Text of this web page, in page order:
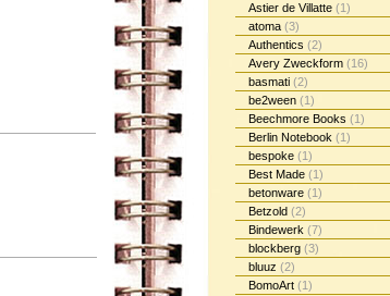
Astier de Villatte (1)
atoma (3)
Authentics (2)
Avery Zweckform (16)
basmati (2)
be2ween (1)
Beechmore Books (1)
Berlin Notebook (1)
bespoke (1)
Best Made (1)
betonware (1)
Betzold (2)
Bindewerk (7)
blockberg (3)
bluuz (2)
BomoArt (1)